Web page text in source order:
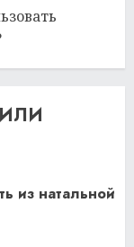
из натальной